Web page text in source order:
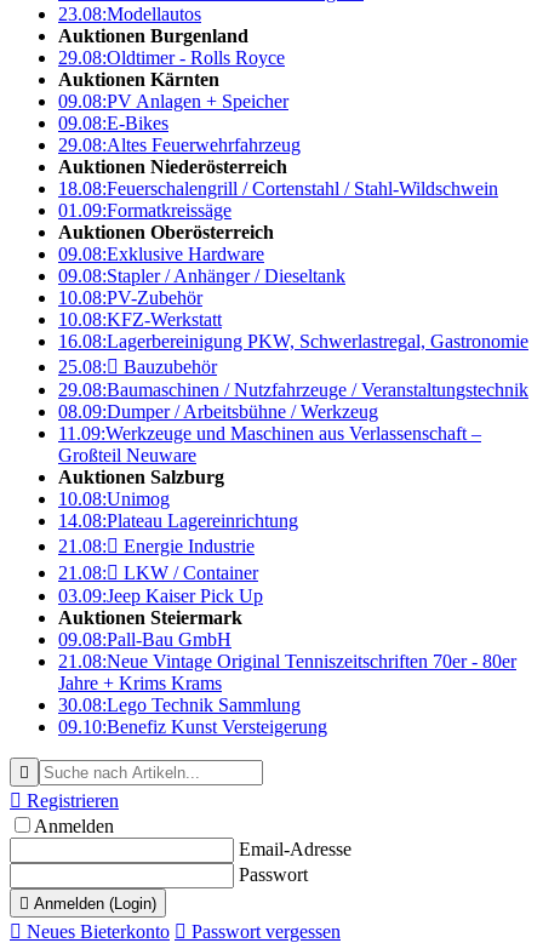
23.08:Modellautos
Auktionen Burgenland
29.08:Oldtimer - Rolls Royce
Auktionen Kärnten
09.08:PV Anlagen + Speicher
09.08:E-Bikes
29.08:Altes Feuerwehrfahrzeug
Auktionen Niederösterreich
18.08:Feuerschalengrill / Cortenstahl / Stahl-Wildschwein
01.09:Formatkreissäge
Auktionen Oberösterreich
09.08:Exklusive Hardware
09.08:Stapler / Anhänger / Dieseltank
10.08:PV-Zubehör
10.08:KFZ-Werkstatt
16.08:Lagerbereinigung PKW, Schwerlastregal, Gastronomie
25.08: Bauzubehör
29.08:Baumaschinen / Nutzfahrzeuge / Veranstaltungstechnik
08.09:Dumper / Arbeitsbühne / Werkzeug
11.09:Werkzeuge und Maschinen aus Verlassenschaft –
Großteil Neuware
Auktionen Salzburg
10.08:Unimog
14.08:Plateau Lagereinrichtung
21.08: Energie Industrie
21.08: LKW / Container
03.09:Jeep Kaiser Pick Up
Auktionen Steiermark
09.08:Pall-Bau GmbH
21.08:Neue Vintage Original Tenniszeitschriften 70er - 80er
Jahre + Krims Krams
30.08:Lego Technik Sammlung
09.10:Benefiz Kunst Versteigerung

 Registrieren
Anmelden
Email-Adresse
Passwort
 Anmelden (Login)
 Neues Bieterkonto  Passwort vergessen